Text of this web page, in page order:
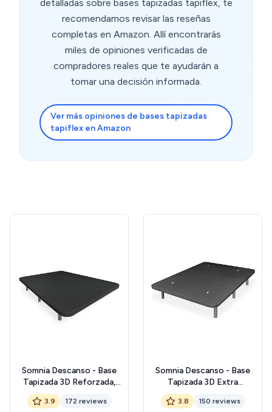
detalladas sobre bases tapizadas tapiflex, te
recomendamos revisar las reseñas
completas en Amazon. Allí encontrarás
miles de opiniones verificadas de
compradores reales que te ayudarán a
tomar una decisión informada.
Ver más opiniones de bases tapizadas
tapiflex en Amazon
Somnia Descanso - Base
Tapizada 3D Reforzada,
Gran Estabilidad con 5
Barras de Refuerzo 6 Patas
3.9 172 reviews
Somnia Descanso - Base
Tapizada 3D Extra
Resistente con Gran
Estabilidad y 5 Barras
3.8 150 reviews